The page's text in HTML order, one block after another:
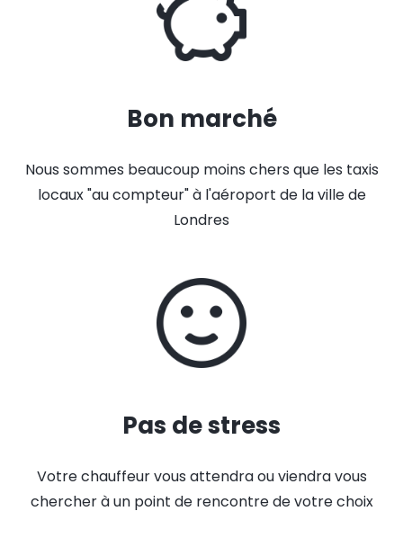
Bon marché
Nous sommes beaucoup moins chers que les taxis
locaux "au compteur" à l'aéroport de la ville de
Londres
Pas de stress
Votre chauffeur vous attendra ou viendra vous
chercher à un point de rencontre de votre choix